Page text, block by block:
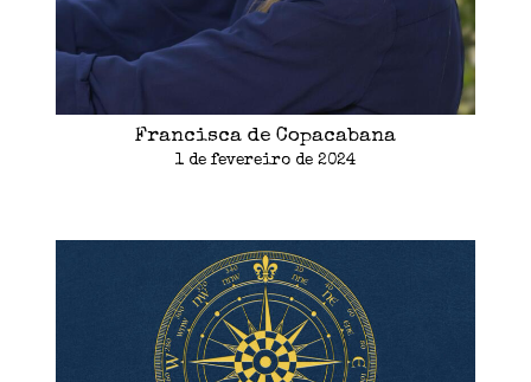
Francisca de Copacabana
1 de fevereiro de 2024